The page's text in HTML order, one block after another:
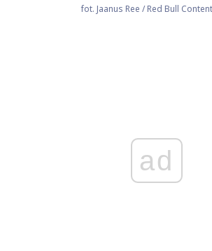
fot. Jaanus Ree / Red Bull
ad